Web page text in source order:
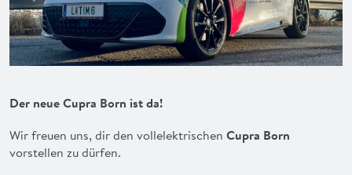
VORTEILE
Der neue Cupra Born ist da!
Wir freuen uns, dir den vollelektrischen Cupra Born
vorstellen zu dürfen.